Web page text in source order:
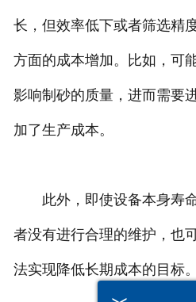
长，但效率低下或者筛选精
方面的成本增加。比如，可
影响制砂的质量，进而需要
加了生产成本。
此外，即使设备本身寿命
者没有进行合理的维护，也
法实现降低长期成本的目标。